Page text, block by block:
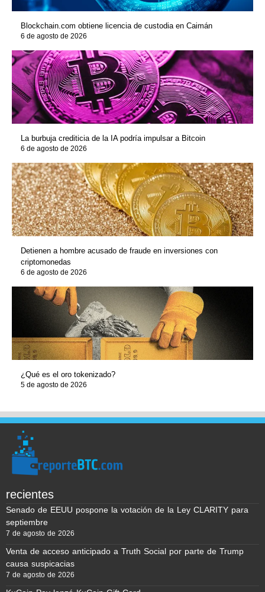
Blockchain.com obtiene licencia de custodia en Caimán
6 de agosto de 2026
La burbuja crediticia de la IA podría impulsar a Bitcoin
6 de agosto de 2026
Detienen a hombre acusado de fraude en inversiones con
criptomonedas
6 de agosto de 2026
¿Qué es el oro tokenizado?
5 de agosto de 2026
recientes
Senado de EEUU pospone la votación de la Ley CLARITY para
septiembre
7 de agosto de 2026
Venta de acceso anticipado a Truth Social por parte de Trump
causa suspicacias
7 de agosto de 2026